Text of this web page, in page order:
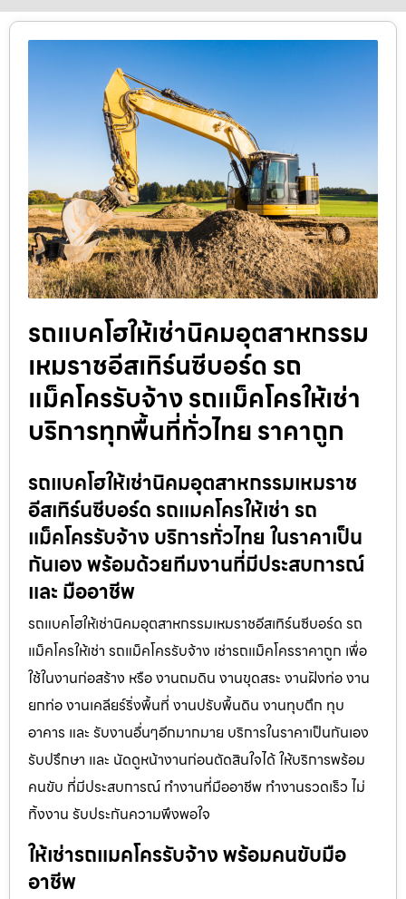
รถแบคโฮให้เช่านิคมอุตสาหกรรม
เหมราชอีสเทิร์นซีบอร์ด รถ
แม็คโครรับจ้าง รถแม็คโครให้เช่า
บริการทุกพื้นที่ทั่วไทย ราคาถูก
รถแบคโฮให้เช่านิคมอุตสาหกรรมเหมราช
อีสเทิร์นซีบอร์ด รถแมคโครให้เช่า รถ
แม็คโครรับจ้าง บริการทั่วไทย ในราคาเป็น
กันเอง พร้อมด้วยทีมงานที่มีประสบการณ์
และ มืออาชีพ
รถแบคโฮให้เช่านิคมอุตสาหกรรมเหมราชอีสเทิร์นซีบอร์ด รถ
แม็คโครให้เช่า รถแม็คโครรับจ้าง เช่ารถแม็คโครราคาถูก เพื่อ
ใช้ในงานก่อสร้าง หรือ งานถมดิน งานขุดสระ งานฝังท่อ งาน
ยกท่อ งานเคลียร์ริ่งพื้นที่ งานปรับพื้นดิน งานทุบตึก ทุบ
อาคาร และ รับงานอื่นๆอีกมากมาย บริการในราคาเป็นกันเอง
รับปรึกษา และ นัดดูหน้างานก่อนตัดสินใจได้ ให้บริการพร้อม
คนขับ ที่มีประสบการณ์ ทำงานที่มืออาชีพ ทำงานรวดเร็ว ไม่
ทิ้งงาน รับประกันความพึงพอใจ
ให้เช่ารถแมคโครรับจ้าง พร้อมคนขับมือ
อาชีพ